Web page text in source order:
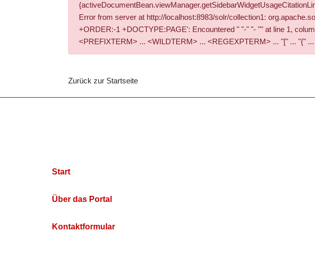
Error from server at http://localhost:8983/solr/collection1:
+ORDER:-1 +DOCTYPE:PAGE': Encountered " "-" "- "" at line 1,
<PREFIXTERM> ... <WILDTERM> ... <REGEXPTERM> ... "[" ... "{"
Zurück zur Startseite
Start
Über das Portal
Kontaktformular